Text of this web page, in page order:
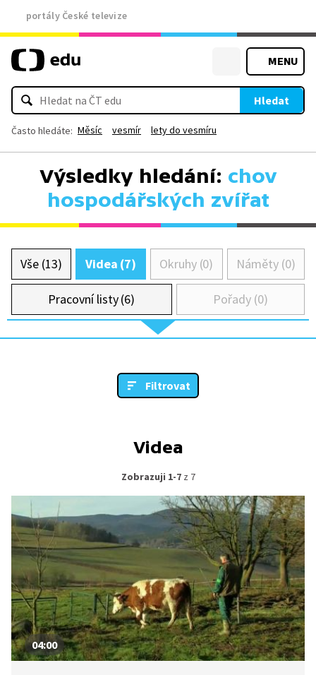
portály České televize
MENU
Hledat
Často hledáte: Měsíc vesmír lety do vesmíru
Výsledky hledání: chov
hospodářských zvířat
Vše (13) Videa (7) Okruhy (0) Náměty (0)
Pracovní listy (6) Pořady (0)
Filtrovat
Videa
Zobrazuji 1-7z 7
04:00